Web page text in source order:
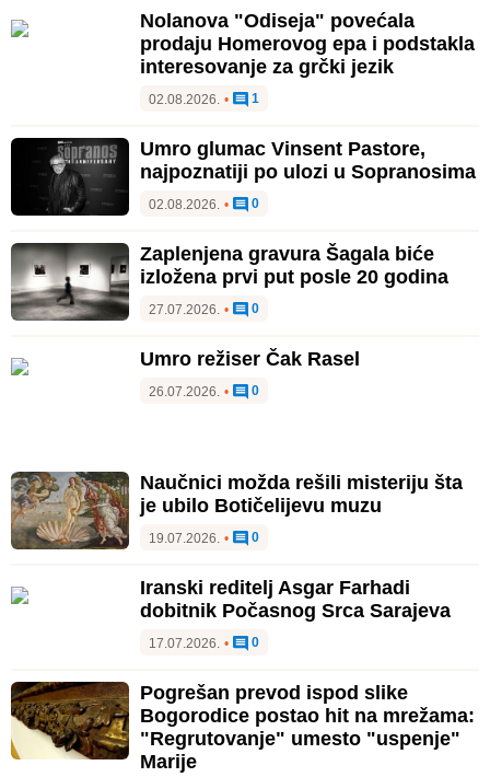
Nolanova "Odiseja" povećala
prodaju Homerovog epa i podstakla
interesovanje za grčki jezik
02.08.2026. • 1
Umro glumac Vinsent Pastore,
najpoznatiji po ulozi u Sopranosima
02.08.2026. • 0
Zaplenjena gravura Šagala biće
izložena prvi put posle 20 godina
27.07.2026. • 0
Umro režiser Čak Rasel
26.07.2026. • 0
Naučnici možda rešili misteriju šta
je ubilo Botičelijevu muzu
19.07.2026. • 0
Iranski reditelj Asgar Farhadi
dobitnik Počasnog Srca Sarajeva
17.07.2026. • 0
Pogrešan prevod ispod slike
Bogorodice postao hit na mrežama:
"Regrutovanje" umesto "uspenje"
Marije